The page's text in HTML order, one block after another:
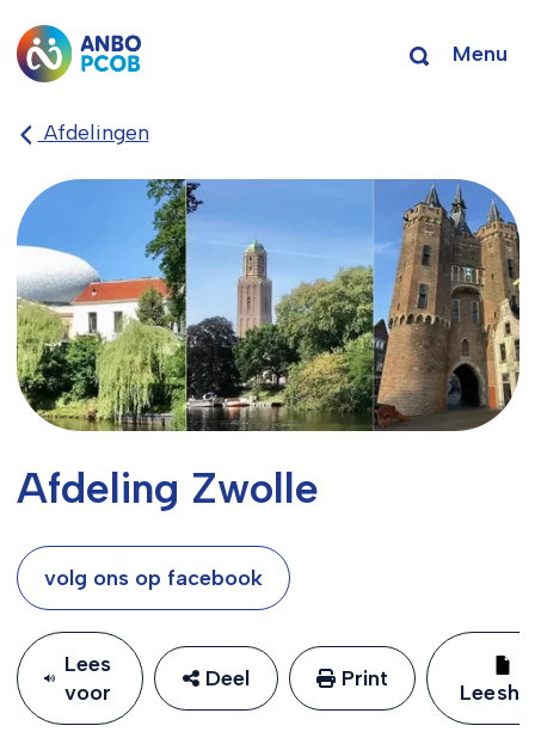
Menu
Afdelingen
Afdeling Zwolle
volg ons op facebook
Lees
voor
Deel Print